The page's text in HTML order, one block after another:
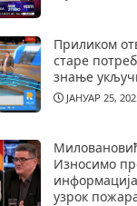
Приликом
старе
знање
ЈАНУАР 25,
Износимо
узрок